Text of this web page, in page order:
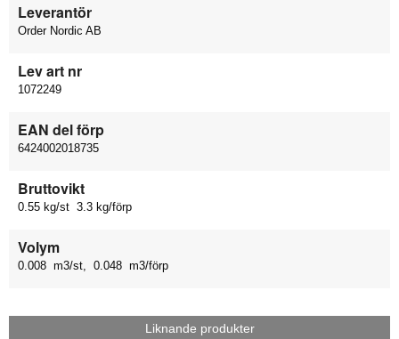
Leverantör
Order Nordic AB
Lev art nr
1072249
EAN del förp
6424002018735
Bruttovikt
0.55 kg/st 3.3 kg/förp
Volym
0.008 m3/st, 0.048 m3/förp
Liknande produkter